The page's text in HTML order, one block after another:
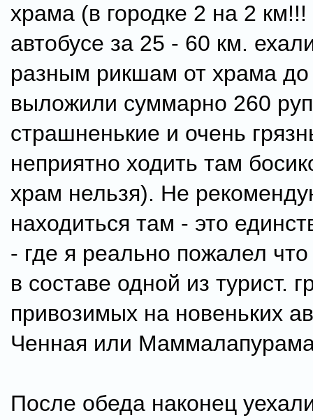
храма (в городке 2 на 2
автобусе за 25 - 60 км.
разным рикшам от храма
выложили суммарно 260
страшненькие и очень
неприятно ходить там
храм нельзя). Не
находиться там - это
- где я реально пожалел
в составе одной из турист.
привозимых на новеньких
Ченная или
После обеда наконец